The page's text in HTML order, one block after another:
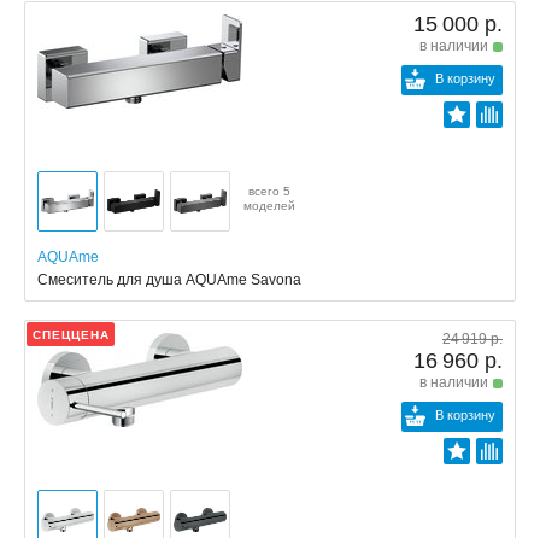
15 000 р.
в наличии
В корзину
всего 5
моделей
AQUAme
Смеситель для душа AQUAme Savona
СПЕЦЦЕНА 24 919 р.
16 960 р.
в наличии
В корзину